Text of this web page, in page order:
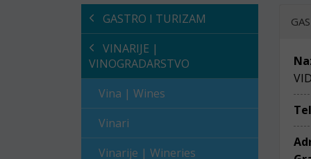
GASTRO I TURIZAM
VINARIJE |
VINOGRADARSTVO
Vina | Wines
Vinari
Vinarije | Wineries